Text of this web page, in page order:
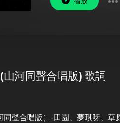
播放
山河同聲合唱版) 歌詞
同聲合唱版）-田園、夢琪呀、草